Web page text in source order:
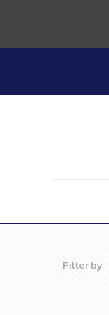
Content
Filter by